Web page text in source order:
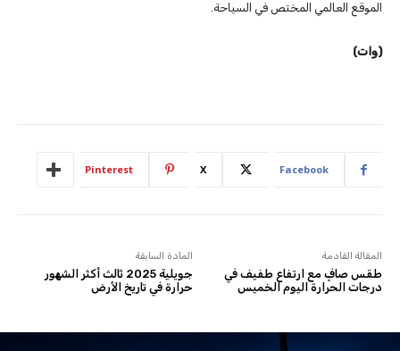
الموقع العالمي المختص في السياحة.
(وات)
Facebook
X
Pinterest
المادة السابقة
جويلية 2025 ثالث أكثر الشهور
حرارة في تاريخ الأرض
المقالة القادمة
طقس صافٍ مع ارتفاع طفيف في
درجات الحرارة اليوم الخميس